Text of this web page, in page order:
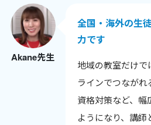
色んな年齢や背景の生徒さんと
が嬉しく、英語だけでなく新しい
いです。
生徒さんから「知りたかった！
る瞬間が励みで、教えることで自
できるのが何よりの喜びです。
Akane先生
全国・海外の生
力です
地域の教室だけ
ラインでつながれ
資格対策など、幅
ようになり、講